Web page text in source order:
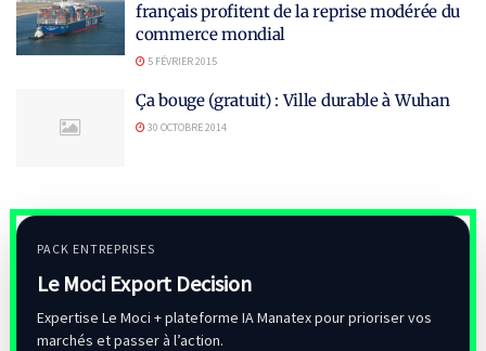
français profitent de la reprise modérée du
commerce mondial
5 FÉVRIER 2015
Ça bouge (gratuit) : Ville durable à Wuhan
30 OCTOBRE 2014
PACK ENTREPRISES
Le Moci Export Decision
Expertise Le Moci + plateforme IA Manatex pour prioriser vos
marchés et passer à l’action.